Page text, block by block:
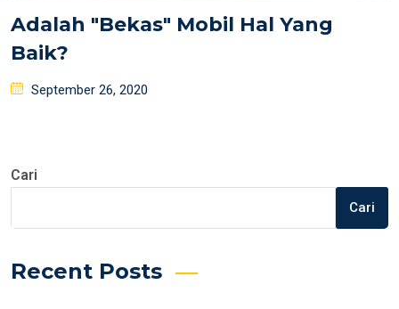
Adalah "Bekas" Mobil Hal Yang
Baik?
Posted
September 26, 2020
Cari
Cari
Recent Posts